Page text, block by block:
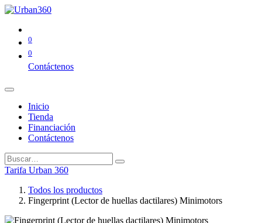
0
0
Contáctenos
Inicio
Tienda
Financiación
Contáctenos
Tarifa Urban 360
Todos los productos
Fingerprint (Lector de huellas dactilares) Minimotors